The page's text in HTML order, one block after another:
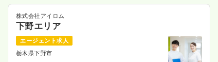
株式会社アイロム
下野エリア
エージェント求人
栃木県下野市